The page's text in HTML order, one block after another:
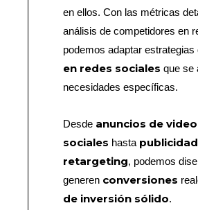
en ellos. Con las métricas
análisis de competidores en
podemos adaptar estrategias
en redes sociales que se
necesidades específicas.
Desde anuncios de
sociales hasta
retargeting, podemos
generen conversiones
de inversión sólido.